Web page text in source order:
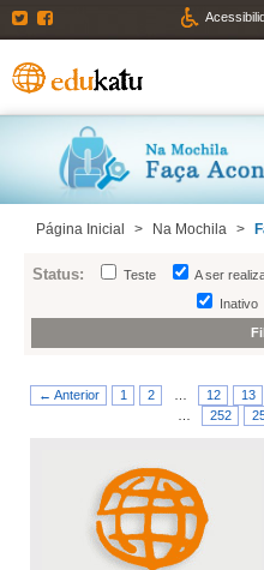
Twitter
Página Inicial > Na Mochila >
Status: Teste A ser
Inativo
← Anterior 1 2 12 13
252